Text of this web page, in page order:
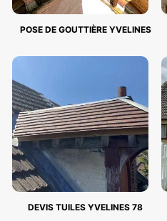
POSE DE GOUTTIÈRE YVELINES
DEVIS TUILES YVELINES 78